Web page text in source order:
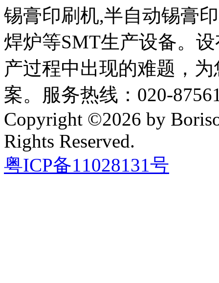
锡膏印刷机,半自动锡膏
焊炉等SMT生产设备。
产过程中出现的难题，
案。服务热线：020-
Copyright ©2026 by
Rights Reserved.
粤ICP备11028131号